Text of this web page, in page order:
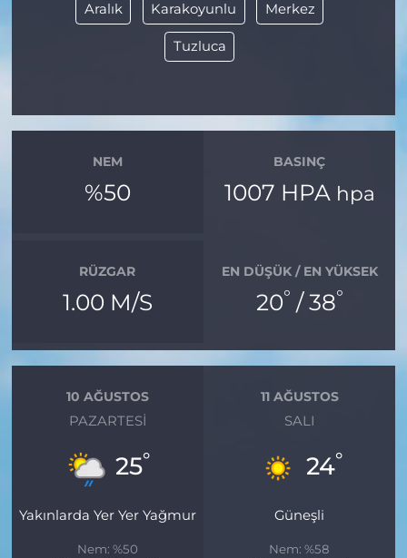
Aralık Karakoyunlu Merkez
Tuzluca
NEM
%50
BASINÇ
1007 HPA hpa
RÜZGAR
1.00 M/S
EN DÜŞÜK / EN YÜKSEK
20° / 38°
10 AĞUSTOS
PAZARTESI
25°
Yakınlarda Yer Yer Yağmur
Nem: %50
11 AĞUSTOS
SALI
24°
Güneşli
Nem: %58